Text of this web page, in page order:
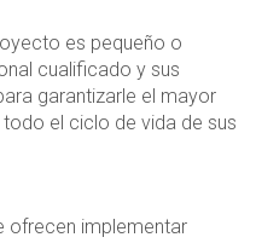
es pequeño o
cualificado y sus
garantizarle el mayor
el ciclo de vida de sus
ofrecen implementar